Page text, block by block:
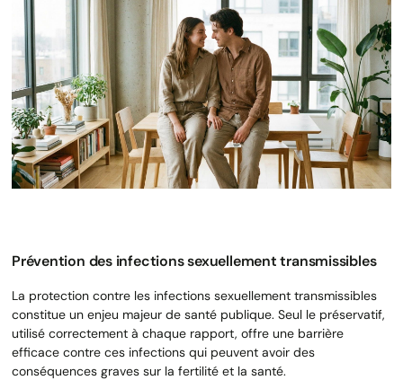
Prévention des infections sexuellement transmissibles
La protection contre les infections sexuellement transmissibles
constitue un enjeu majeur de santé publique. Seul le préservatif,
utilisé correctement à chaque rapport, offre une barrière
efficace contre ces infections qui peuvent avoir des
conséquences graves sur la fertilité et la santé.